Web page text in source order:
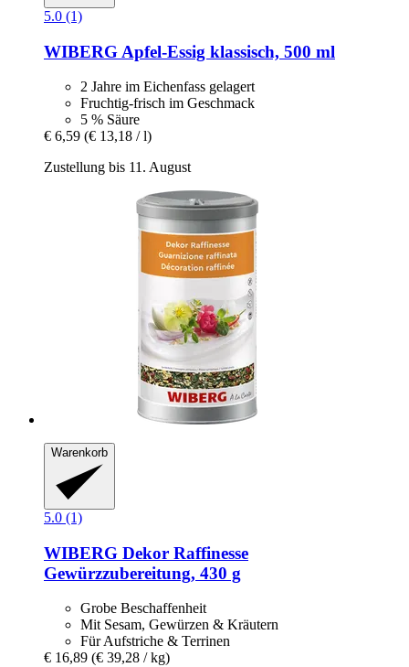
5.0 (1)
WIBERG Apfel-​Essig klassisch, 500 ml
2 Jahre im Eichenfass gelagert
Fruchtig-frisch im Geschmack
5 % Säure
€ 6,59 (€ 13,18 / l)
Zustellung bis 11. August
Warenkorb
5.0 (1)
WIBERG Dekor Raffinesse
Gewürzzubereitung, 430 g
Grobe Beschaffenheit
Mit Sesam, Gewürzen & Kräutern
Für Aufstriche & Terrinen
€ 16,89 (€ 39,28 / kg)